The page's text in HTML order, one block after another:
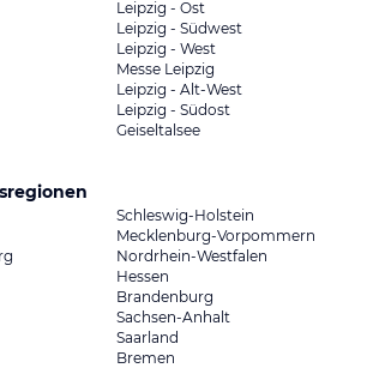
Leipzig - Ost
Leipzig - Südwest
Leipzig - West
Messe Leipzig
Leipzig - Alt-West
Leipzig - Südost
Geiseltalsee
Schleswig-Holstein
Mecklenburg-Vorpommern
Nordrhein-Westfalen
Hessen
Brandenburg
Sachsen-Anhalt
Saarland
Bremen